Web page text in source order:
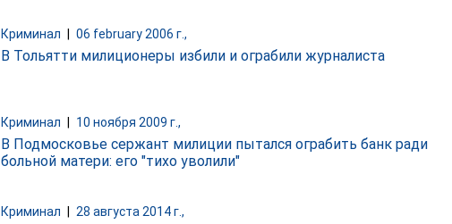
Криминал 06 february 2006 г.,
В Тольятти милиционеры избили и ограбили журналиста
Криминал 10 ноября 2009 г.,
В Подмосковье сержант милиции пытался ограбить банк ради
больной матери: его "тихо уволили"
Криминал 28 августа 2014 г.,